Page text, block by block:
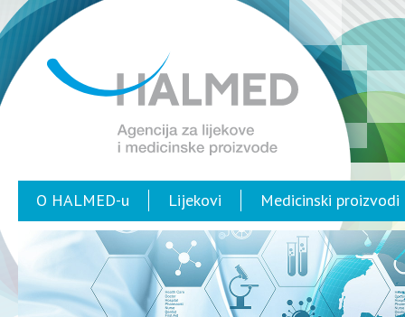
O HALMED-u Lijekovi Medicinski proizvodi